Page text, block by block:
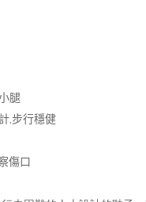
腿
,步行穩健
傷口